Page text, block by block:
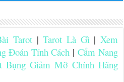
Tarot |Tarot Là Gì| Xem
Đoán Tính Cách |Cẩm Nang
Giảm Mỡ Chính Hãng